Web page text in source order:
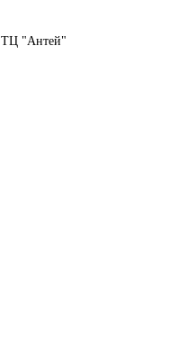
ТЦ "Антей"